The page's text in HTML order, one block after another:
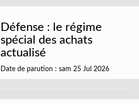
Défense : le régime
spécial des achats
actualisé
Date de parution : sam 25 Jul 2026